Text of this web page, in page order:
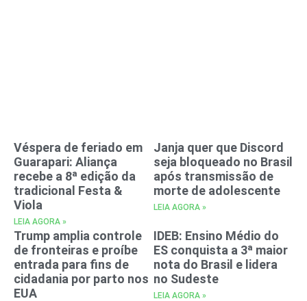
Véspera de feriado em
Guarapari: Aliança
recebe a 8ª edição da
tradicional Festa &
Viola
LEIA AGORA »
Janja quer que Discord
seja bloqueado no Brasil
após transmissão de
morte de adolescente
LEIA AGORA »
Trump amplia controle
de fronteiras e proíbe
entrada para fins de
cidadania por parto nos
EUA
IDEB: Ensino Médio do
ES conquista a 3ª maior
nota do Brasil e lidera
no Sudeste
LEIA AGORA »